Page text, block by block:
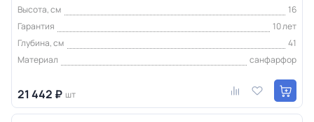
Высота, см
16
Гарантия
10 лет
Глубина, см
41
Материал
санфарфор
21 442 ₽ шт